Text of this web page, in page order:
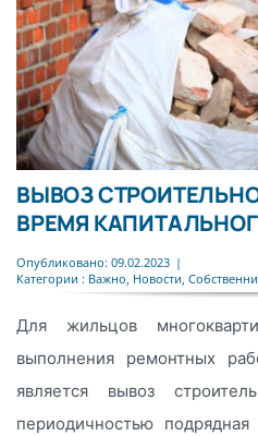
ВЫВОЗ
ВРЕМЯ
Опубликовано: 09.02.2023 |
Категории : Важно, Новости,
Для жильцов
выполнения ремонтных
является вывоз
периодичностью